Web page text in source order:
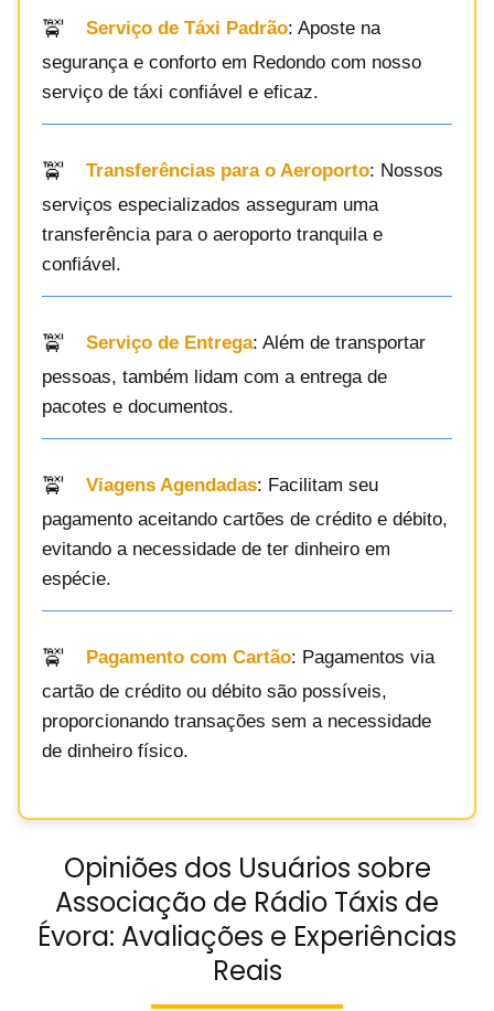
Serviço de Táxi Padrão: Aposte na
segurança e conforto em Redondo com nosso
serviço de táxi confiável e eficaz.
Transferências para o Aeroporto: Nossos
serviços especializados asseguram uma
transferência para o aeroporto tranquila e
confiável.
Serviço de Entrega: Além de transportar
pessoas, também lidam com a entrega de
pacotes e documentos.
Viagens Agendadas: Facilitam seu
pagamento aceitando cartões de crédito e débito,
evitando a necessidade de ter dinheiro em
espécie.
Pagamento com Cartão: Pagamentos via
cartão de crédito ou débito são possíveis,
proporcionando transações sem a necessidade
de dinheiro físico.
Opiniões dos Usuários sobre
Associação de Rádio Táxis de
Évora: Avaliações e Experiências
Reais